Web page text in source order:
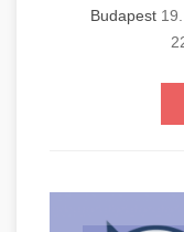
Budapest